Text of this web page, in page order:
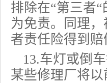
排除在“第三者
为免责。同理
者责任险得到赔
13.车灯或倒
某些修理厂将